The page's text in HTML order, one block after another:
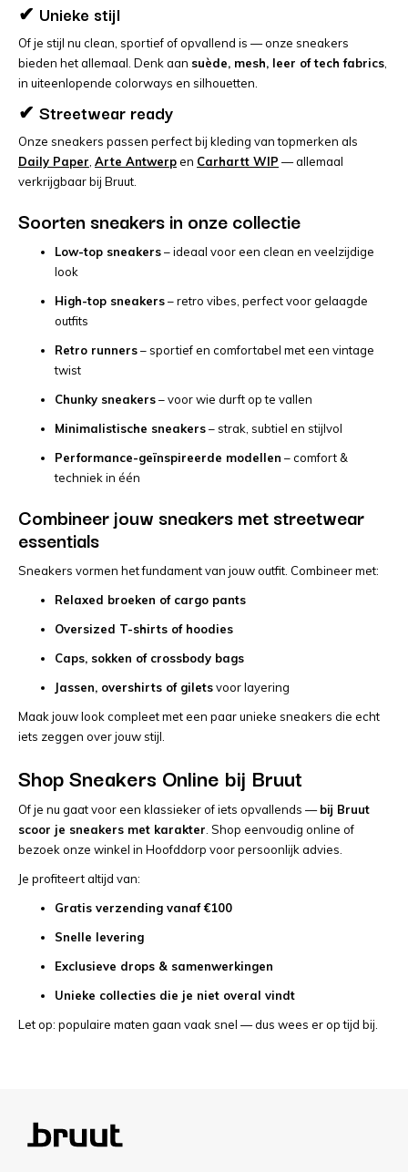
✔ Unieke stijl
Of je stijl nu clean, sportief of opvallend is — onze sneakers
bieden het allemaal. Denk aan suède, mesh, leer of tech fabrics
in uiteenlopende colorways en silhouetten.
✔ Streetwear ready
Onze sneakers passen perfect bij kleding van topmerken als
Daily Paper Arte Antwerpen Carhartt WIP — allemaal
verkrijgbaar bij Bruut.
Soorten sneakers in onze collectie
Low-top sneakers– ideaal voor een clean en veelzijdige
look
High-top sneakers– retro vibes, perfect voor gelaagde
outfits
Retro runners– sportief en comfortabel met een vintage
twist
Chunky sneakers– voor wie durft op te vallen
Minimalistische sneakers– strak, subtiel en stijlvol
Performance-geïnspireerde modellen – comfort &
techniek in één
Combineer jouw sneakers met streetwear
essentials
Sneakers vormen het fundament van jouw outfit. Combineer met:
Relaxed broeken of cargo pants
Oversized T-shirts of hoodies
Caps, sokken of crossbody bags
Jassen, overshirts of giletsvoor layering
Maak jouw look compleet met een paar unieke sneakers die echt
iets zeggen over jouw stijl.
Shop Sneakers Online bij Bruut
Of je nu gaat voor een klassieker of iets opvallends —bij Bruut
scoor je sneakers met karakter . Shop eenvoudig online of
bezoek onze winkel in Hoofddorp voor persoonlijk advies.
Je profiteert altijd van:
Gratis verzending vanaf €100
Snelle levering
Exclusieve drops & samenwerkingen
Unieke collecties die je niet overal vindt
Let op: populaire maten gaan vaak snel — dus wees er op tijd bij.